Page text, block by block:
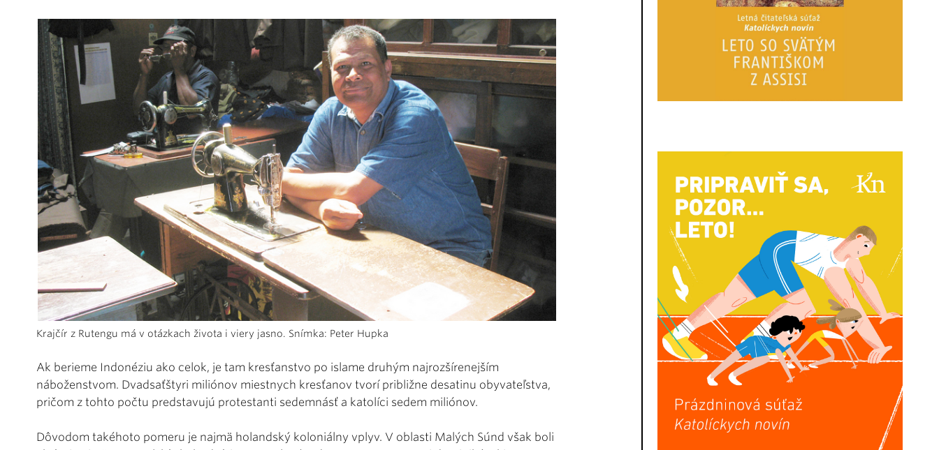
Krajčír z Rutengu má v otázkach života i viery jasno. Snímka: Peter Hupka
Ak berieme Indonéziu ako celok, je tam kresťanstvo po islame druhým najrozšírenejším
náboženstvom. Dvadsaťštyri miliónov miestnych kresťanov tvorí približne desatinu obyvateľstva,
pričom z tohto počtu predstavujú protestanti sedemnásť a katolíci sedem miliónov.
Dôvodom takéhoto pomeru je najmä holandský koloniálny vplyv. V oblasti Malých Súnd však boli